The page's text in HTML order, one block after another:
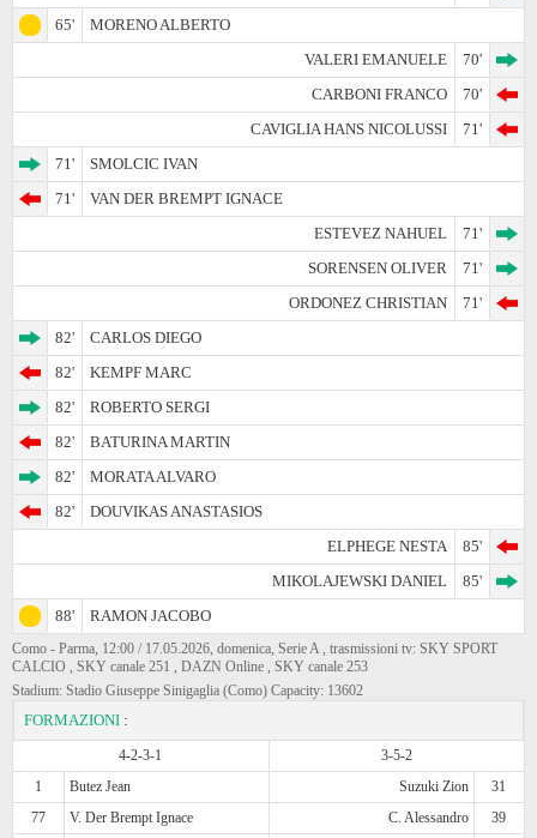
65'
MORENO ALBERTO
VALERI EMANUELE
70'
CARBONI FRANCO
70'
CAVIGLIA HANS NICOLUSSI
71'
71'
SMOLCIC IVAN
71'
VAN DER BREMPT IGNACE
ESTEVEZ NAHUEL
71'
SORENSEN OLIVER
71'
ORDONEZ CHRISTIAN
71'
82'
CARLOS DIEGO
82'
KEMPF MARC
82'
ROBERTO SERGI
82'
BATURINA MARTIN
82'
MORATA ALVARO
82'
DOUVIKAS ANASTASIOS
ELPHEGE NESTA
85'
MIKOLAJEWSKI DANIEL
85'
88'
RAMON JACOBO
Como - Parma, 12:00 / 17.05.2026, domenica, Serie A , trasmissioni tv: SKY SPORT
CALCIO , SKY canale 251 , DAZN Online , SKY canale 253
Stadium: Stadio Giuseppe Sinigaglia (Como) Capacity: 13602
FORMAZIONI :
4-2-3-1
3-5-2
1
Butez Jean Suzuki Zion
31
77
V. Der Brempt Ignace C. Alessandro
39